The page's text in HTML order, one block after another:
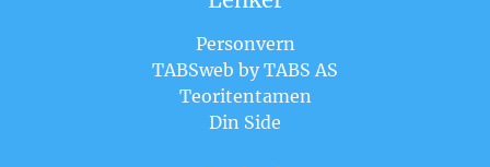
Personvern
TABSweb by TABS AS
Teoritentamen
Din Side